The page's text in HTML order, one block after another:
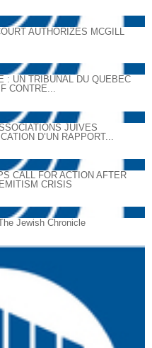
AUTHORIZES MCGILL
: UN TRIBUNAL DU QUÉBEC
CONTRE...
JUIVES
D’UN RAPPORT...
CALL FOR ACTION AFTER
CRISIS
Jewish Chronicle